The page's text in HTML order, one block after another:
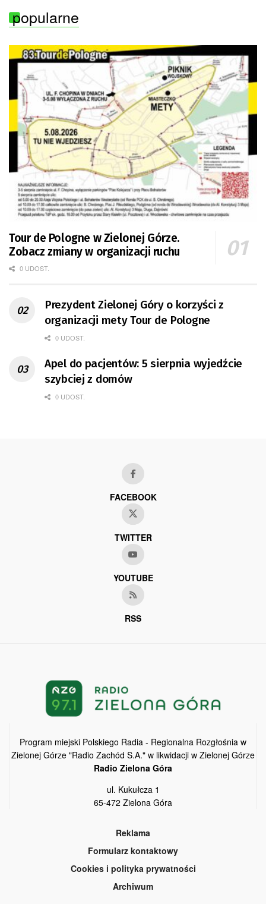
popularne
Tour de Pologne w Zielonej Górze.
Zobacz zmiany w organizacji ruchu
0 UDOST.
Prezydent Zielonej Góry o korzyści z
organizacji mety Tour de Pologne
0 UDOST.
Apel do pacjentów: 5 sierpnia wyjedźcie
szybciej z domów
0 UDOST.
FACEBOOK
TWITTER
YOUTUBE
RSS
Program miejski Polskiego Radia - Regionalna Rozgłośnia w
Zielonej Górze "Radio Zachód S.A." w likwidacji w Zielonej Górze
Radio Zielona Góra
ul. Kukułcza 1
65-472 Zielona Góra
Reklama
Formularz kontaktowy
Cookies i polityka prywatności
Archiwum